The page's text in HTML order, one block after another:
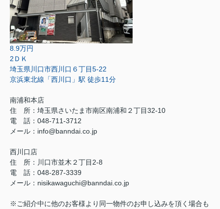
8.9万円
2ＤＫ
埼玉県川口市西川口６丁目5-22
京浜東北線「西川口」駅 徒歩11分
南浦和本店
住 所： 埼玉県さいたま市南区南浦和２丁目32-10
電 話：048-711-3712
メール： info@banndai.co.jp
西川口店
住 所： 川口市並木２丁目2-8
電 話：048-287-3339
メール ： nisikawaguchi@banndai.co.jp
※ご紹介中に他のお客様より同一物件のお申し込みを頂く場合も